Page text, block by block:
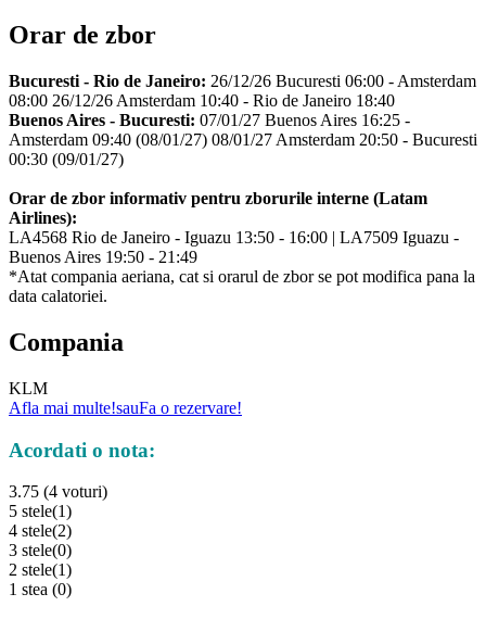
Orar de zbor
Bucuresti - Rio de Janeiro: 26/12/26 Bucuresti 06:00 - Amsterdam
08:00 26/12/26 Amsterdam 10:40 - Rio de Janeiro 18:40
Buenos Aires - Bucuresti: 07/01/27 Buenos Aires 16:25 -
Amsterdam 09:40 (08/01/27) 08/01/27 Amsterdam 20:50 - Bucuresti
00:30 (09/01/27)
Orar de zbor informativ pentru zborurile interne (Latam
Airlines):
LA4568 Rio de Janeiro - Iguazu 13:50 - 16:00 | LA7509 Iguazu -
Buenos Aires 19:50 - 21:49
*Atat compania aeriana, cat si orarul de zbor se pot modifica pana la
data calatoriei.
Compania
KLM
Afla mai multe!sauFa o rezervare!
Acordati o nota:
3.75 (4 voturi)
5 stele(1)
4 stele(2)
3 stele(0)
2 stele(1)
1 stea (0)